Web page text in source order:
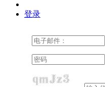
登录